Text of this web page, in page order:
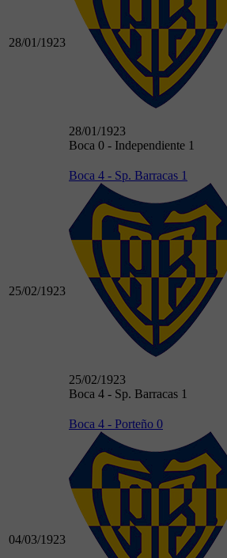
28/01/1923
28/01/1923
Boca 0 - Independiente 1
25/02/1923
Boca 4 - Sp. Barracas 1
25/02/1923
Boca 4 - Sp. Barracas 1
04/03/1923
Boca 4 - Porteño 0